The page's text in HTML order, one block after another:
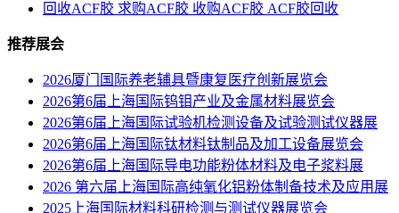
回收ACF胶 求购ACF胶 收购ACF胶 ACF胶回收
推荐展会
2026厦门国际养老辅具暨康复医疗创新展览会
2026第6届上海国际钨钼产业及金属材料展览会
2026第6届上海国际试验机检测设备及试验测试仪器展
2026第6届上海国际钛材料钛制品及加工设备展览会
2026第6届上海国际导电功能粉体材料及电子浆料展
2026 第六届上海国际高纯氧化铝粉体制备技术及应用展
2025上海国际材料科研检测与测试仪器展览会